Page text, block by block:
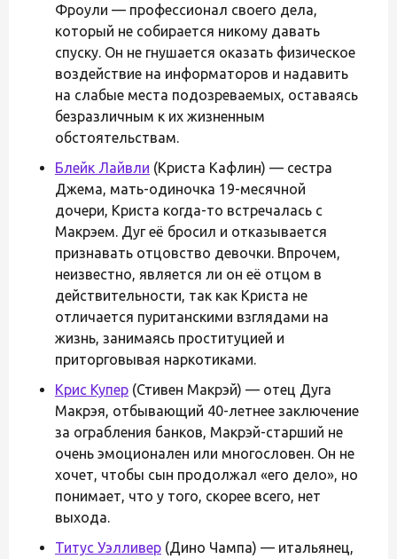
Фроули — профессионал своего дела,
который не собирается никому давать
спуску. Он не гнушается оказать физическое
воздействие на информаторов и надавить
на слабые места подозреваемых, оставаясь
безразличным к их жизненным
обстоятельствам.
Блейк Лайвли (Криста Кафлин) — сестра
Джема, мать-одиночка 19-месячной
дочери, Криста когда-то встречалась с
Макрэем. Дуг её бросил и отказывается
признавать отцовство девочки. Впрочем,
неизвестно, является ли он её отцом в
действительности, так как Криста не
отличается пуританскими взглядами на
жизнь, занимаясь проституцией и
приторговывая наркотиками.
Крис Купер (Стивен Макрэй) — отец Дуга
Макрэя, отбывающий 40-летнее заключение
за ограбления банков, Макрэй-старший не
очень эмоционален или многословен. Он не
хочет, чтобы сын продолжал «его дело», но
понимает, что у того, скорее всего, нет
выхода.
Титус Уэлливер (Дино Чампа) — итальянец,